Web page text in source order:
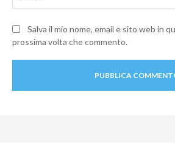
Salva il mio nome, email e sito web in
prossima volta che commento.